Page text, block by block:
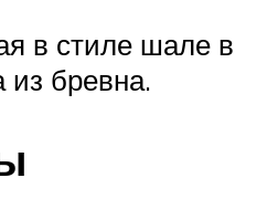
в стиле шале в
из бревна.